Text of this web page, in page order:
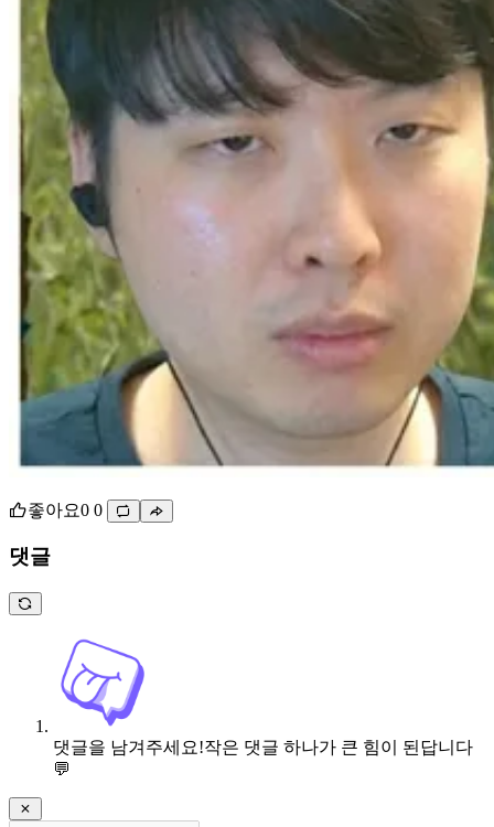
좋아요0 0
댓글
댓글을 남겨주세요!작은 댓글 하나가 큰 힘이 된답니다
💬